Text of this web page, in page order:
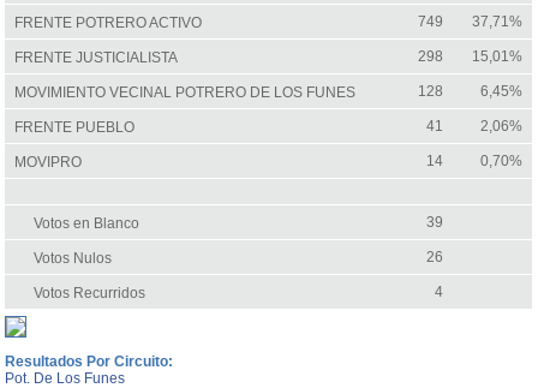
FRENTE POTRERO ACTIVO 749 37,71%
FRENTE JUSTICIALISTA 298 15,01%
MOVIMIENTO VECINAL POTRERO DE LOS FUNES 128 6,45%
FRENTE PUEBLO 41 2,06%
MOVIPRO 14 0,70%
Votos en Blanco 39
Votos Nulos 26
Votos Recurridos 4
Resultados Por Circuito:
Pot. De Los Funes